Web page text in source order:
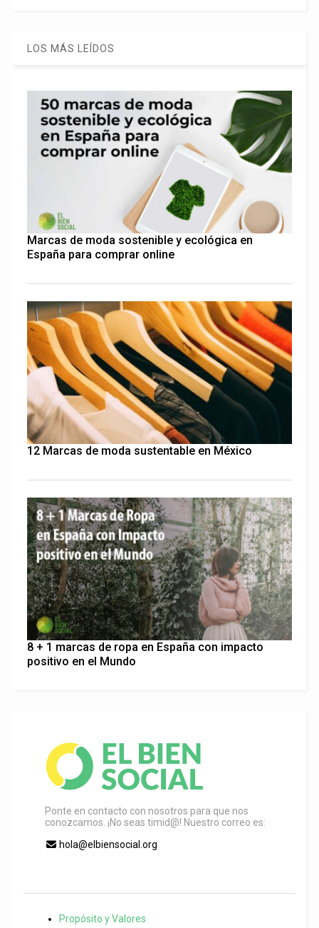
LOS MÁS LEÍDOS
Marcas de moda sostenible y ecológica en
España para comprar online
12 Marcas de moda sustentable en México
8 + 1 marcas de ropa en España con impacto
positivo en el Mundo
Ponte en contacto con nosotros para que nos
conozcamos. ¡No seas timid@! Nuestro correo es:
hola@elbiensocial.org
Propósito y Valores